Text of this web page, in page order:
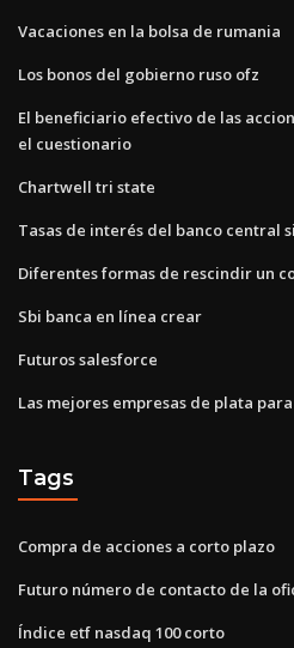
Vacaciones en la bolsa de rumania
Los bonos del gobierno ruso ofz
El beneficiario efectivo de las
el cuestionario
Chartwell tri state
Tasas de interés del banco central
Diferentes formas de rescindir un
Sbi banca en línea crear
Futuros salesforce
Las mejores empresas de plata
Tags
Compra de acciones a corto plazo
Futuro número de contacto de la
Índice etf nasdaq 100 corto